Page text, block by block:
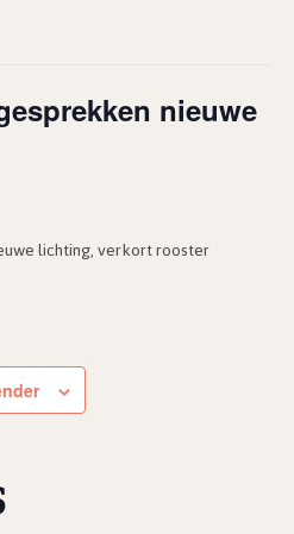
nieuwe
lichting, verkort rooster